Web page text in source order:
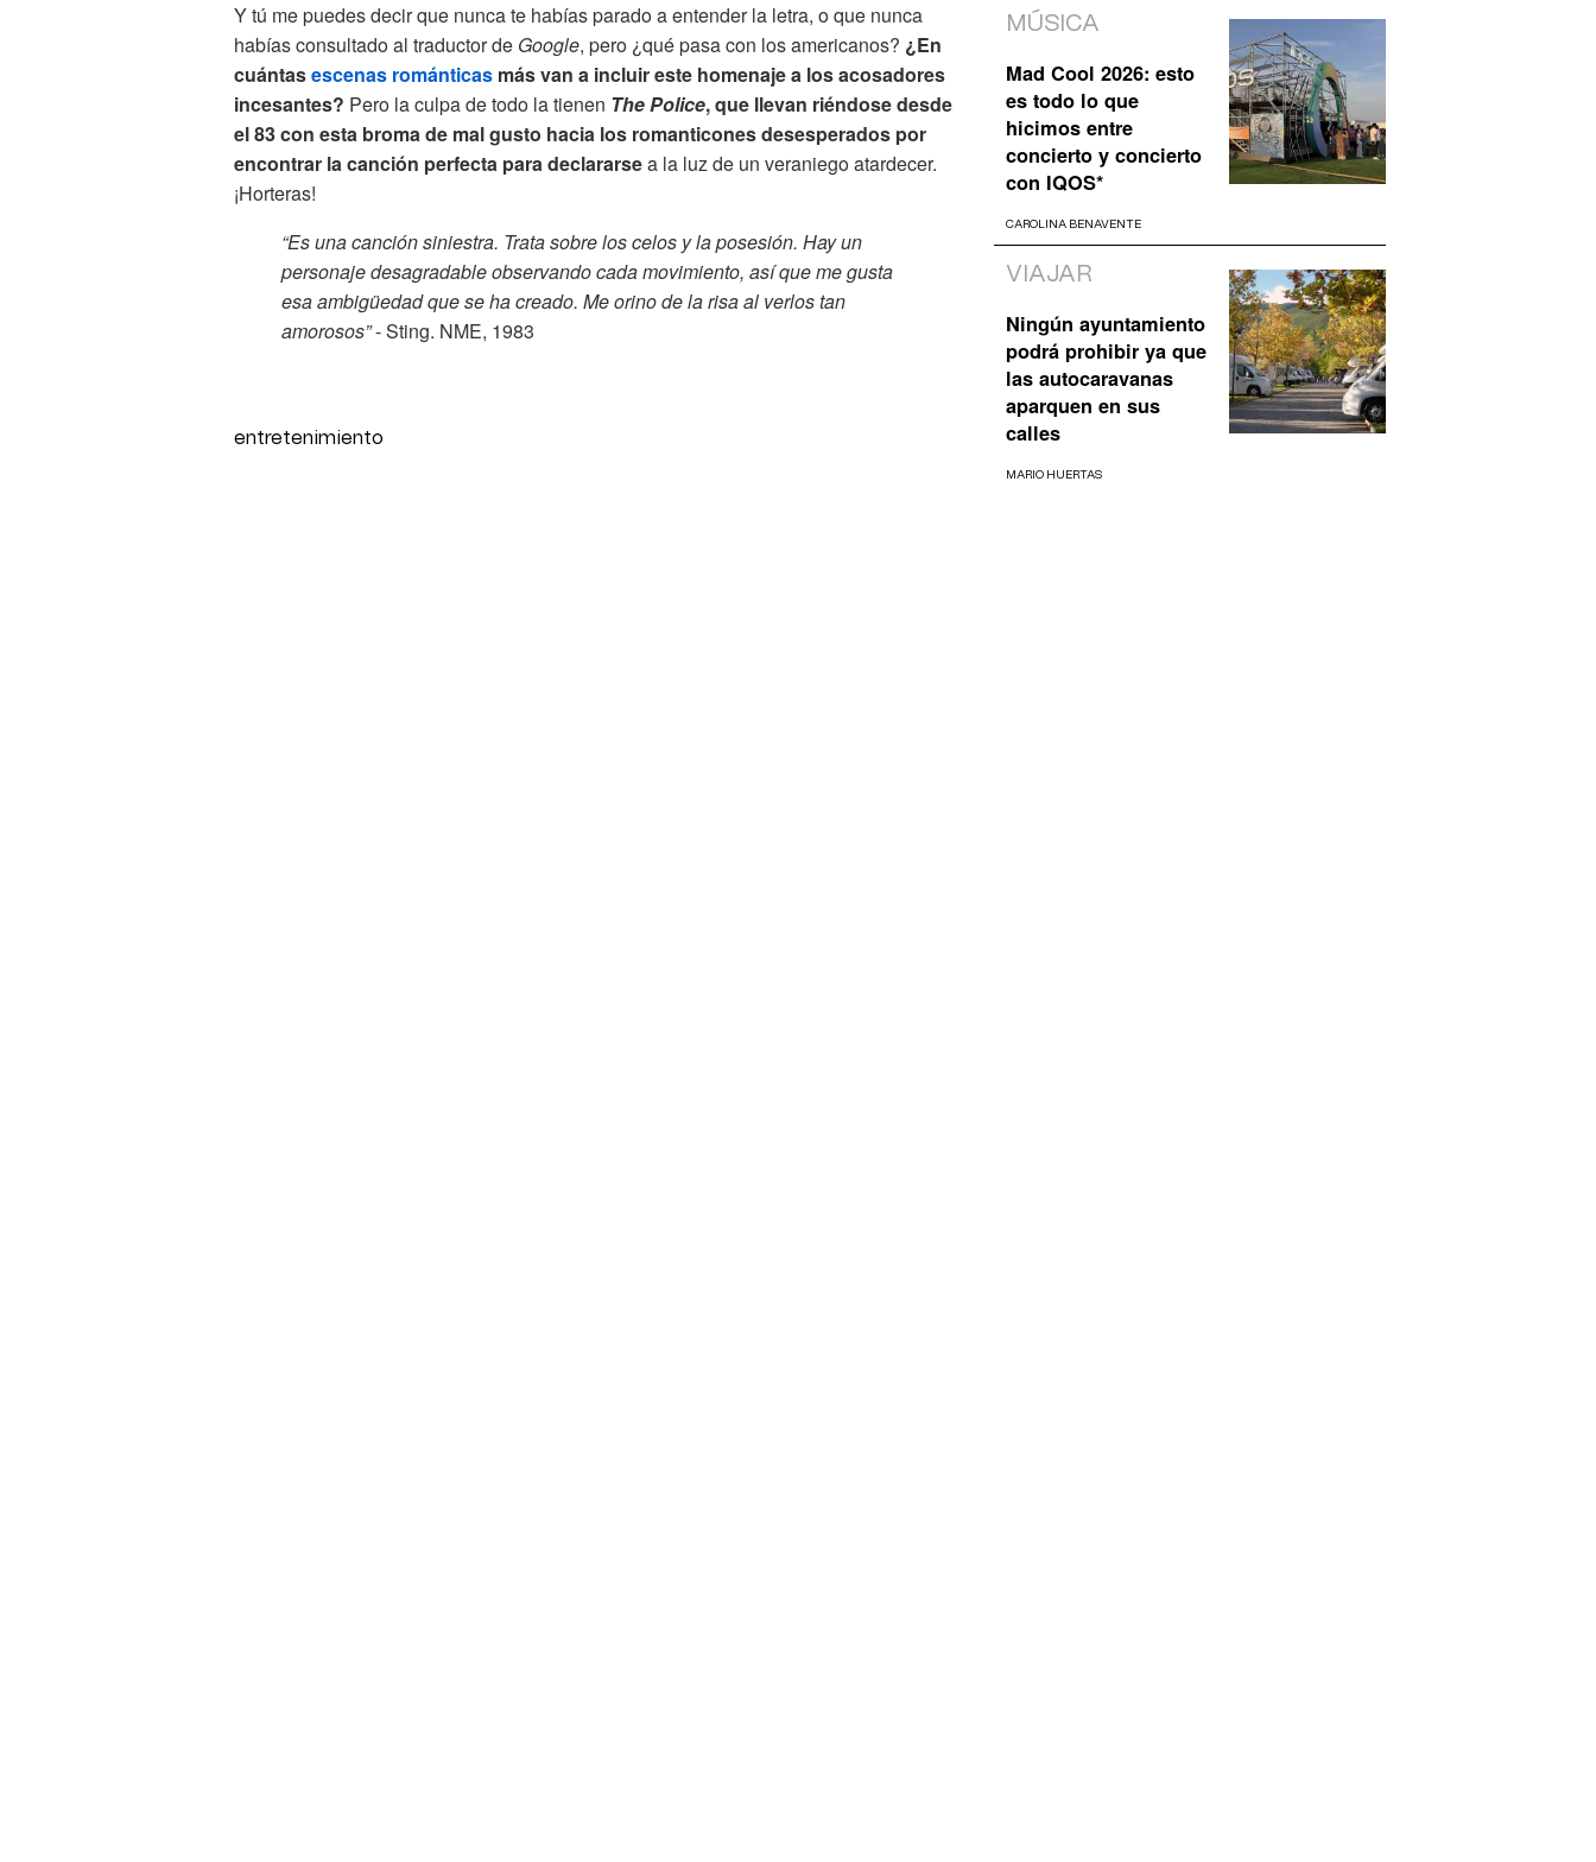
Y tú me puedes decir que nunca te habías parado a entender la letra, o que nunca
habías consultado al traductor de Google, pero ¿qué pasa con los americanos? ¿En
cuántasescenas románticas más van a incluir este homenaje a los acosadores
incesantes? Pero la culpa de todo la tienen The Police, que llevan riéndose desde
el 83 con esta broma de mal gusto hacia los romanticones desesperados por
encontrar la canción perfecta para declararsea la luz de un veraniego atardecer.
¡Horteras!
“Es una canción siniestra. Trata sobre los celos y la posesión. Hay un
personaje desagradable observando cada movimiento, así que me gusta
esa ambigüedad que se ha creado. Me orino de la risa al verlos tan
amorosos”- Sting. NME, 1983
entretenimiento
MÚSICA
Mad Cool 2026: esto
es todo lo que
hicimos entre
concierto y concierto
con IQOS*
CAROLINA BENAVENTE
VIAJAR
Ningún ayuntamiento
podrá prohibir ya que
las autocaravanas
aparquen en sus
calles
MARIO HUERTAS